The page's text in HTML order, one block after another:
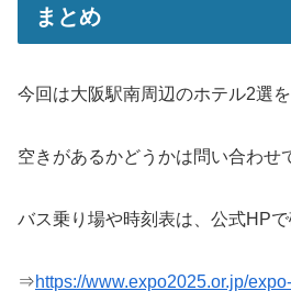
まとめ
今回は大阪駅南周辺のホテル2選を
空きがあるかどうかは問い合わせ
バス乗り場や時刻表は、公式HPで
⇒https://www.expo2025.or.jp/